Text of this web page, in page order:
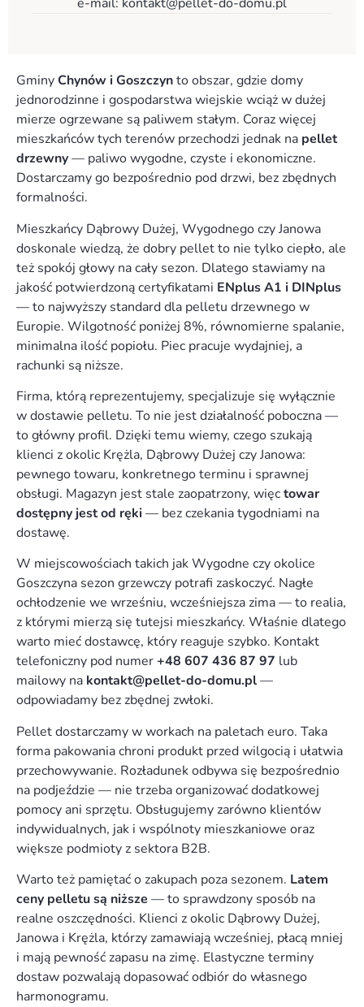
GminyChynów i Goszczynto obszar, gdzie domy
jednorodzinne i gospodarstwa wiejskie wciąż w dużej
mierze ogrzewane są paliwem stałym. Coraz więcej
mieszkańców tych terenów przechodzi jednak na pellet
drzewny— paliwo wygodne, czyste i ekonomiczne.
Dostarczamy go bezpośrednio pod drzwi, bez zbędnych
formalności.
Mieszkańcy Dąbrowy Dużej, Wygodnego czy Janowa
doskonale wiedzą, że dobry pellet to nie tylko ciepło, ale
też spokój głowy na cały sezon. Dlatego stawiamy na
jakość potwierdzoną certyfikatami ENplus A1 i DINplus
— to najwyższy standard dla pelletu drzewnego w
Europie. Wilgotność poniżej 8%, równomierne spalanie,
minimalna ilość popiołu. Piec pracuje wydajniej, a
rachunki są niższe.
Firma, którą reprezentujemy, specjalizuje się wyłącznie
w dostawie pelletu. To nie jest działalność poboczna —
to główny profil. Dzięki temu wiemy, czego szukają
klienci z okolic Krężla, Dąbrowy Dużej czy Janowa:
pewnego towaru, konkretnego terminu i sprawnej
obsługi. Magazyn jest stale zaopatrzony, więctowar
dostępny jest od ręki— bez czekania tygodniami na
dostawę.
W miejscowościach takich jak Wygodne czy okolice
Goszczyna sezon grzewczy potrafi zaskoczyć. Nagłe
ochłodzenie we wrześniu, wcześniejsza zima — to realia,
z którymi mierzą się tutejsi mieszkańcy. Właśnie dlatego
warto mieć dostawcę, który reaguje szybko. Kontakt
telefoniczny pod numer+48 607 436 87 97 lub
mailowy na kontakt@pellet-do-domu.pl—
odpowiadamy bez zbędnej zwłoki.
Pellet dostarczamy w workach na paletach euro. Taka
forma pakowania chroni produkt przed wilgocią i ułatwia
przechowywanie. Rozładunek odbywa się bezpośrednio
na podjeździe — nie trzeba organizować dodatkowej
pomocy ani sprzętu. Obsługujemy zarówno klientów
indywidualnych, jak i wspólnoty mieszkaniowe oraz
większe podmioty z sektora B2B.
Warto też pamiętać o zakupach poza sezonem. Latem
ceny pelletu są niższe — to sprawdzony sposób na
realne oszczędności. Klienci z okolic Dąbrowy Dużej,
Janowa i Krężla, którzy zamawiają wcześniej, płacą mniej
i mają pewność zapasu na zimę. Elastyczne terminy
dostaw pozwalają dopasować odbiór do własnego
harmonogramu.